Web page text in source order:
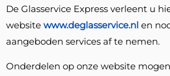
De Glasservice Express verleent u
website www.deglasservice.nl en
aangeboden services af te nemen.
Onderdelen op onze website